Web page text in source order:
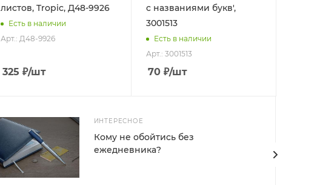
листов, Tropic, Д48-9926
Есть в наличии
Арт.: Д48-9926
325 ₽/шт
с названиями букв',
3001513
Есть в наличии
Арт.: 3001513
70₽/шт
ИНТЕРЕСНОЕ
Кому не обойтись без
ежедневника?